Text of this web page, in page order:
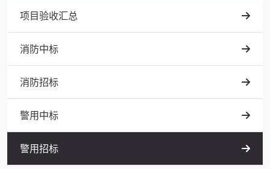
项目验收汇总
消防中标
消防招标
警用中标
警用招标